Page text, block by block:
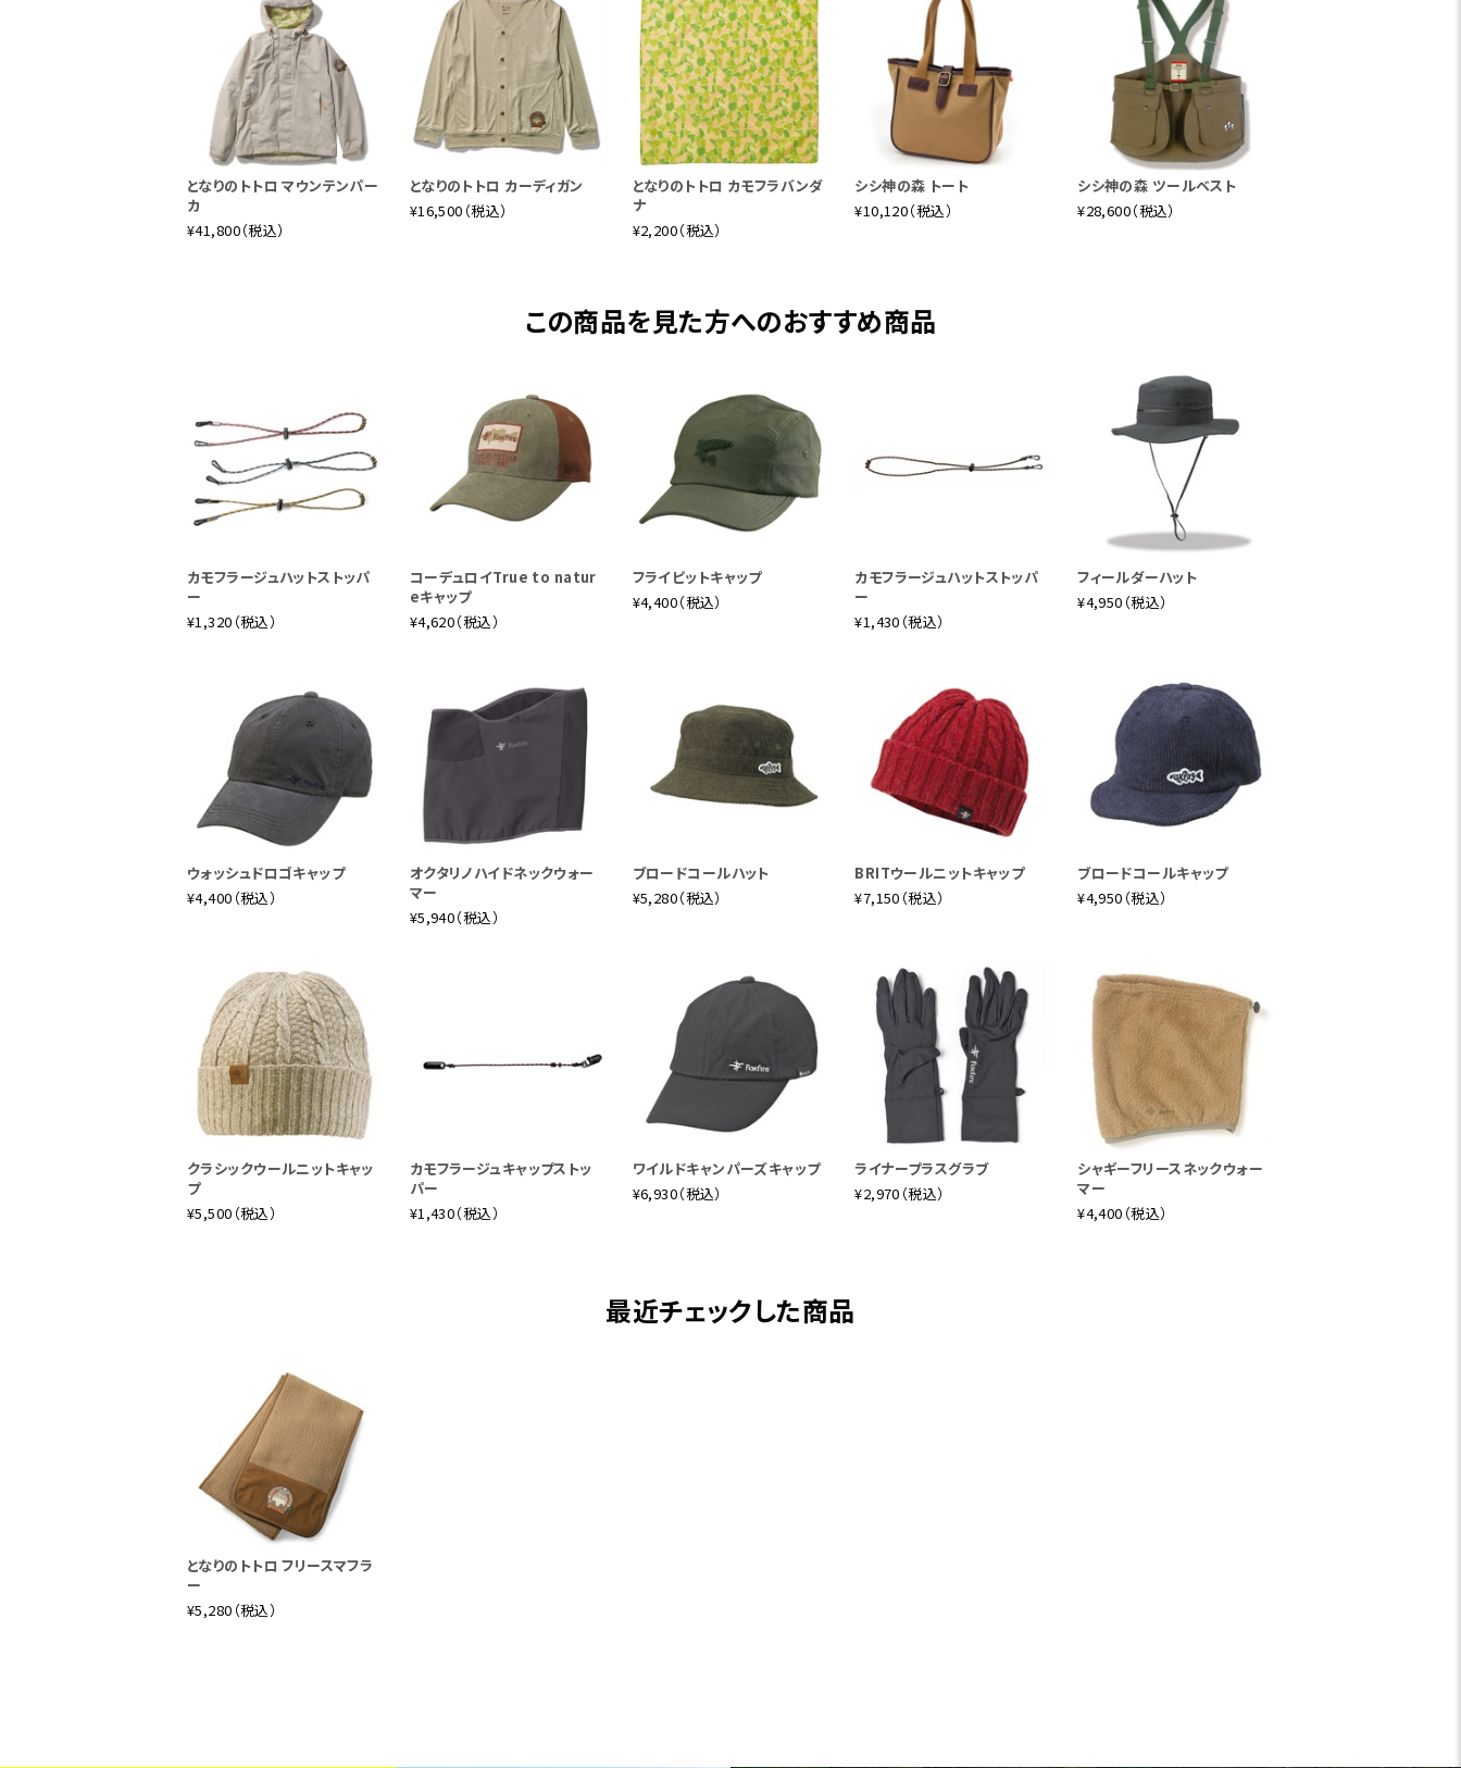
子供から大人まで誰もが大好きな「となりのトトロ」。トトロの世界観と、「自然への尊敬」「本物であること」「自らに正直であること」など、わたしたちF
oxfireの誓いが込められたブランドステートメント「True to nature」との親和性の高さから今回、夢のコラボレーションが実現。
今回のコレクションでは、Foxfireの創業以来40年に渡り引き継がれてきた、魚の目線で自然と一体化するオリジナルの「フィッシュアイ・カモフラージ
ュ」柄をベースに、トトロ・中トトロ・小トトロ・まっくろくろすけをデザインに落とし込んだ「フィッシュアイ・トトロカモ」やオリジナルワッペンを配した、全
このへんないきものは、まだ日本にいるのです。たぶん。「そりゃスゴイ、お化け屋敷に住むのが父さんの夢だったんだ」と、こんなことを言うお父さんの
きものに会います。ちょっと昔の森の中には、こんなへんないきものが、どうもいたらしいのです。でもよおく探せば、まだきっといる。見つからないのは、
いないと思いこんでいるから。
となりのトトロ マウンテンパー
カ
¥41,800（税込）
となりのトトロ カーディガン
¥16,500（税込）
となりのトトロ カモフラバンダ
ナ
¥2,200（税込）
シシ神の森 トート
¥10,120（税込）
シシ神の森 ツールベスト
¥28,600（税込）
この商品を見た方へのおすすめ商品
カモフラージュハットストッパ
ー
¥1,320（税込）
コーデュロイTrue to natur
eキャップ
¥4,620（税込）
フライピットキャップ
¥4,400（税込）
カモフラージュハットストッパ
ー
¥1,430（税込）
フィールダーハット
¥4,950（税込）
ウォッシュドロゴキャップ
¥4,400（税込）
オクタリノハイドネックウォー
マー
¥5,940（税込）
ブロードコールハット
¥5,280（税込）
BRITウールニットキャップ
¥7,150（税込）
ブロードコールキャップ
¥4,950（税込）
クラシックウールニットキャッ
プ
¥5,500（税込）
カモフラージュキャップストッ
パー
¥1,430（税込）
ワイルドキャンパーズキャップ
¥6,930（税込）
ライナープラスグラブ
¥2,970（税込）
シャギーフリースネックウォー
マー
¥4,400（税込）
最近チェックした商品
となりのトトロ フリースマフラ
ー
¥5,280（税込）